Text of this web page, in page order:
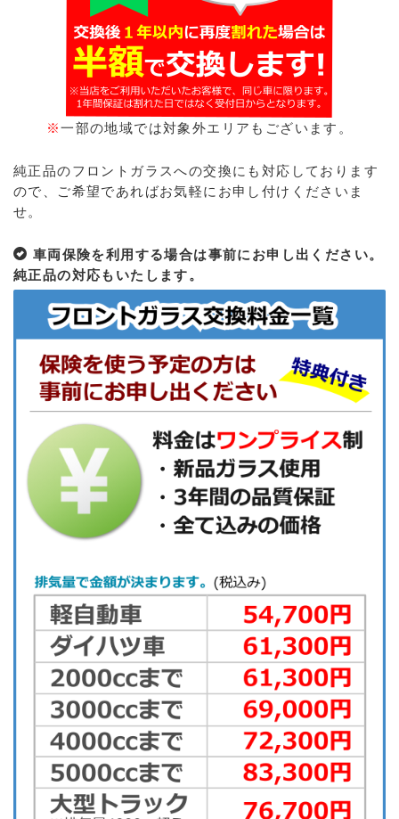
※一部の地域では対象外エリアもございます。
純正品のフロントガラスへの交換にも対応しております
ので、ご希望であればお気軽にお申し付けくださいま
せ。
車両保険を利用する場合は事前にお申し出ください。
純正品の対応もいたします。